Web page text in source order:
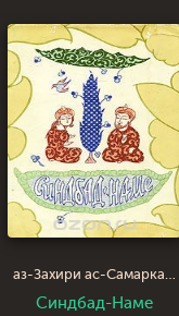
явлениях
аз-Захири ас-Самарканди Мухаммад
Синдбад-Наме